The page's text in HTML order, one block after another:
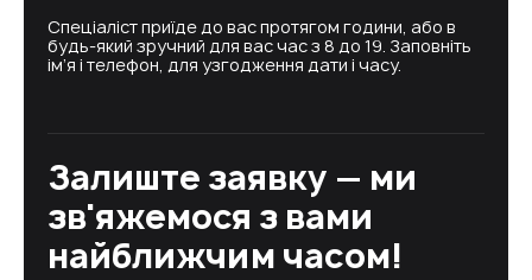
Спеціаліст приїде до вас протягом години, або в
будь-який зручний для вас час з 8 до 19. Заповніть
ім’я і телефон, для узгодження дати і часу.
Залиште заявку — ми
зв'яжемося з вами
найближчим часом!